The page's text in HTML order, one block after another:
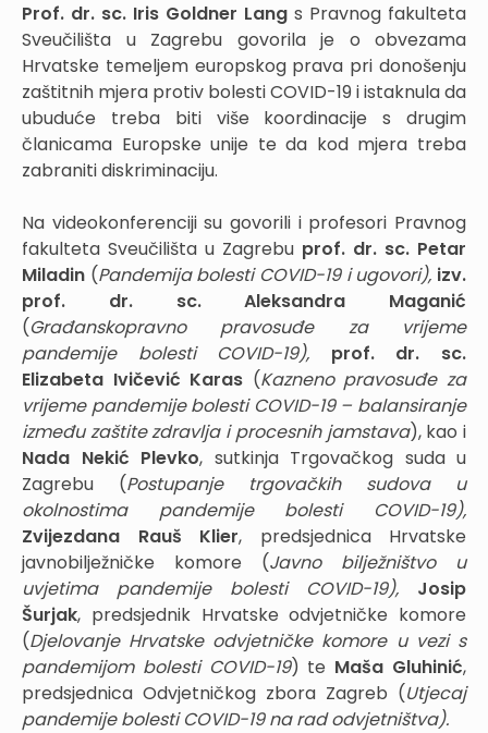
Prof. dr. sc. Iris Goldner Lang s Pravnog fakulteta
Sveučilišta u Zagrebu govorila je o obvezama
Hrvatske temeljem europskog prava pri donošenju
zaštitnih mjera protiv bolesti COVID-19 i istaknula da
ubuduće treba biti više koordinacije s drugim
članicama Europske unije te da kod mjera treba
zabraniti diskriminaciju.
Na videokonferenciji su govorili i profesori Pravnog
fakulteta Sveučilišta u Zagrebu prof. dr. sc. Petar
Miladin (Pandemija bolesti COVID-19 i ugovori), izv.
prof. dr. sc. Aleksandra Maganić
(Građanskopravno pravosuđe za vrijeme
pandemije bolesti COVID-19), prof. dr. sc.
Elizabeta Ivičević Karas (Kazneno pravosuđe za
vrijeme pandemije bolesti COVID-19 – balansiranje
između zaštite zdravlja i procesnih jamstava), kao i
Nada Nekić Plevko, sutkinja Trgovačkog suda u
Zagrebu (Postupanje trgovačkih sudova u
okolnostima pandemije bolesti COVID-19),
Zvijezdana Rauš Klier, predsjednica Hrvatske
javnobilježničke komore (Javno bilježništvo u
uvjetima pandemije bolesti COVID-19), Josip
Šurjak, predsjednik Hrvatske odvjetničke komore
(Djelovanje Hrvatske odvjetničke komore u vezi s
pandemijom bolesti COVID-19) te Maša Gluhinić,
predsjednica Odvjetničkog zbora Zagreb (Utjecaj
pandemije bolesti COVID-19 na rad odvjetništva).